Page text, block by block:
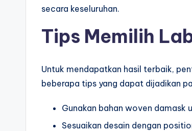
secara keseluruhan.
Tips Memilih
Untuk mendapatkan hasil terbaik,
beberapa tips yang dapat dijadikan
Gunakan bahan woven damask
Sesuaikan desain dengan